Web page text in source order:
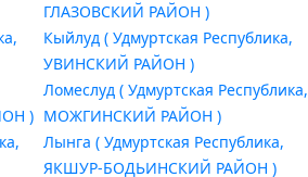
ГЛАЗОВСКИЙ РАЙОН )
Кыйлуд ( Удмуртская Республика,
УВИНСКИЙ РАЙОН )
)
Ломеслуд ( Удмуртская Республика,
МОЖГИНСКИЙ РАЙОН )
Лынга ( Удмуртская Республика,
ЯКШУР-БОДЬИНСКИЙ РАЙОН )